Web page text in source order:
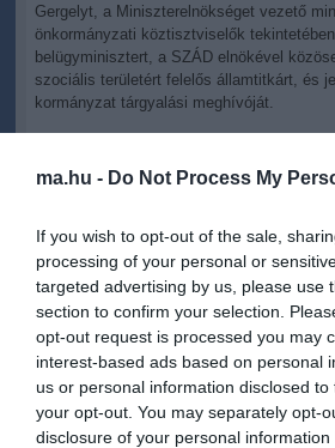
ma.hu - Do Not Process My
If you wish to opt-out of the sale,
processing of your personal or
targeted advertising by us, please use
section to confirm your selection.
opt-out request is processed you may
interest-based ads based on personal
us or personal information disclosed
your opt-out. You may separately opt-
disclosure of your personal
Gergelyt, a Miniszterelnökséget vezető
önkormányzati köztisztviselők
belügyminisztert, a SZÁD elnökével
szociális területért felelős államtitkárt, és
kormányzat tárgyalási meghívóját.
alapú tárgyalásra készül, de
Erőforrások Minisztériuma reagált, ők
A járási kormányigazgatási köztisztviselők
elnöke szerint "elképesztő lekezelés és
jellemzi, munkáltatójuk az Ügyfélkapun
értesültek az alapszabadságuk
szünet munkaidőn kívülre kerüléséről, a
ellenértékének ki nem fizetéséről, a "13.
miközben nem kaptak még kinevezési
Köves Ferenc, a SZÁD elnöke azt